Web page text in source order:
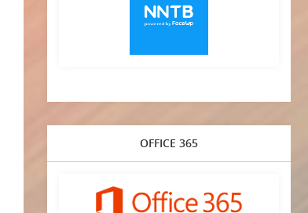
OFFICE 365